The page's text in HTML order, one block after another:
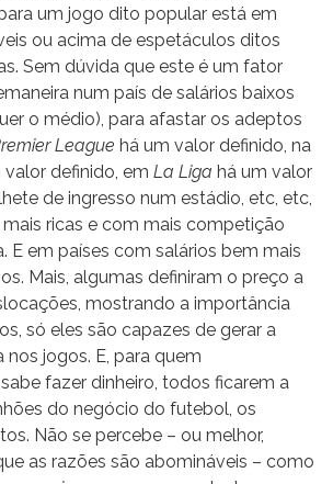
um jogo dito popular está em
ou acima de espetáculos ditos
Sem dúvida que este é um fator
num país de salários baixos
o médio), para afastar os adeptos
League há um valor definido, na
valor definido, em La Liga há um valor
de ingresso num estádio, etc, etc,
ricas e com mais competição
E em países com salários bem mais
Mais, algumas definiram o preço a
mostrando a importância
só eles são capazes de gerar a
jogos. E, para quem
fazer dinheiro, todos ficarem a
do negócio do futebol, os
Não se percebe – ou melhor,
as razões são abomináveis – como